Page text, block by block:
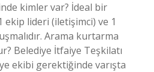
kimler var? İdeal bir
lideri (iletişimci) ve 1
Arama kurtarma
Belediye İtfaiye Teşkilatı
ekibi gerektiğinde varışta